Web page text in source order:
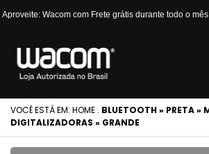
Aproveite: Wacom com Frete grátis durante todo o
VOCÊ ESTÁ EM: HOME . BLUETOOTH » PRETA »
DIGITALIZADORAS » GRANDE